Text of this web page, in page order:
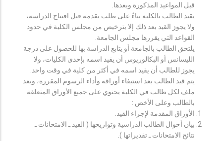
قبل المواعيد المذكورة وبعدها.
يقيد الطالب بالكلية بناءً على طلب يقدمه قبل افتتاح الدراسة،
ولا يجوز القيد بعد ذلك إلا بترخيص من مجلس الكلية في حدود
القواعد التي يقررها مجلس الجامعة.
يلتحق الطالب بالجامعة أو يتابع الدراسة بها للحصول على درجة
الليسانس أو البكالوريوس أن يقيد اسمه بإحدى الكليات، ولا
يجوز للطالب أن يقيد اسمه في أكثر من كلية في وقت واحد.
يتم قيد الطالب بعد استيفاء أوراقه وأداء الرسوم المقررة، ويعد
ملف لكل طالب في الكلية يحتوي على جميع الأوراق المتعلقة
بالطالب وعلى الأخص :
الأوراق المقدمة لإجراء القيد.
بيان أحوال الطالب الدراسية وتواريخها ( القيد ـ الامتحانات ـ
نتائح الامتحانات ـ تقديراتها ).